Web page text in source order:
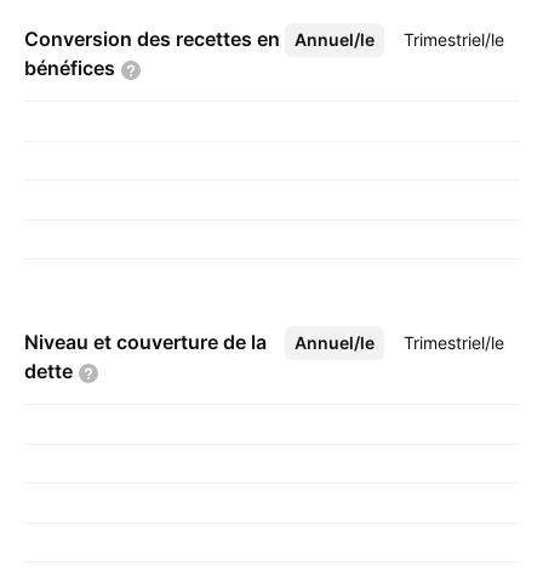
Conversion des recettes en
bénéfices
Annuel/le Trimestriel/le
Plus
Niveau et couverture de la
dette
Annuel/le Trimestriel/le
Plus